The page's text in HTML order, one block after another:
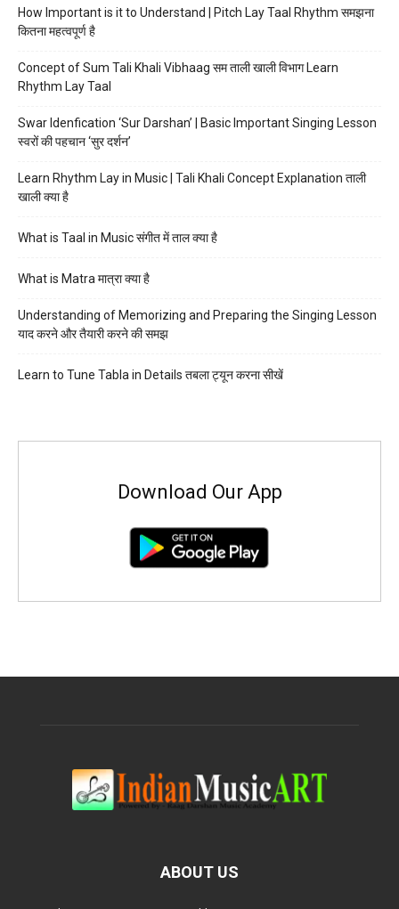
How Important is it to Understand | Pitch Lay Taal Rhythm समझना
कितना महत्वपूर्ण है
Concept of Sum Tali Khali Vibhaag सम ताली खाली विभाग Learn
Rhythm Lay Taal
Swar Idenfication ‘Sur Darshan’ | Basic Important Singing Lesson
स्वरों की पहचान ‘सुर दर्शन’
Learn Rhythm Lay in Music | Tali Khali Concept Explanation ताली
खाली क्या है
What is Taal in Music संगीत में ताल क्या है
What is Matra मात्रा क्या है
Understanding of Memorizing and Preparing the Singing Lesson
याद करने और तैयारी करने की समझ
Learn to Tune Tabla in Details तबला ट्यून करना सीखें
Download Our App
ABOUT US